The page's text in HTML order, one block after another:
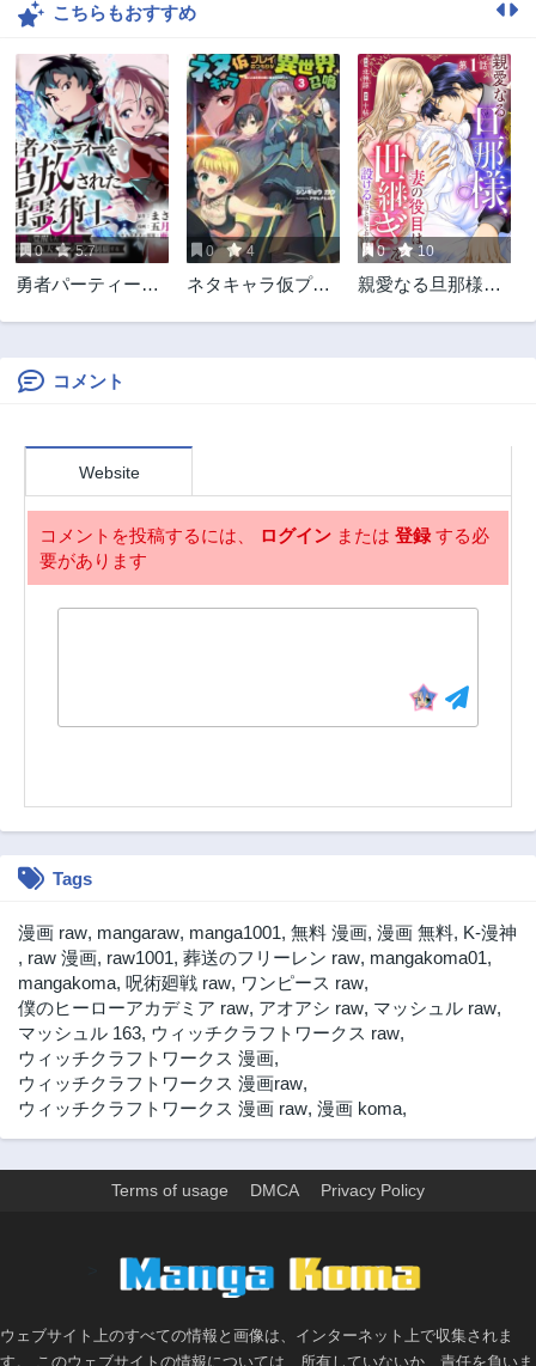
第133話
第131話
3ヶ月前
第130話
3ヶ月前
第129話
3ヶ月前
第128話
3ヶ月前
第127話
3ヶ月前
第126話
3ヶ月前
第125話
3ヶ月前
第124話
3ヶ月前
第123話 第122話
第121話
第119話
3ヶ月前
第117話
3ヶ月前
第116話
3ヶ月前
第115話
3ヶ月前 3ヶ月前
第109.95話
第109.93話
3ヶ月前
第109.92話
3ヶ月前
第109.91話
3ヶ月前
第109.9話
3ヶ月前
第109.8話
3ヶ月前 3ヶ月前
第109.6話 第109.5話
第108話
第106話
2年前
2年前 2年前
こちらもおすすめ
0 5.7
勇者パーティーを
た不遇職、真の仲
間と五大ダンジョ
0 4
ネタキャラ仮プレ
は女性の敵に認定
0 10
親愛なる旦那様、
いておりましたが
コメント
Website
コメントを投稿するには、 ログイン または 登録する必
要があります
Tags
漫画 raw, mangaraw, manga1001, 無料 漫画, 漫画 無料, K-漫神
, raw 漫画, raw1001, 葬送のフリーレン raw, mangakoma01,
mangakoma, 呪術廻戦 raw, ワンピース raw,
僕のヒーローアカデミア raw, アオアシ raw, マッシュル raw,
マッシュル 163, ウィッチクラフトワークス raw,
ウィッチクラフトワークス 漫画,
ウィッチクラフトワークス 漫画raw,
ウィッチクラフトワークス 漫画 raw, 漫画 koma,
Terms of usage DMCA Privacy Policy
ウェブサイト上のすべての情報と画像は、インターネット上で収集されま
す。 このウェブサイトの情報については、所有していないか、責任を負いま